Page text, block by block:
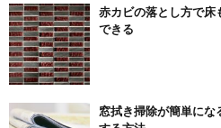
赤カビの落とし方で床
できる
窓拭き掃除が簡単にな